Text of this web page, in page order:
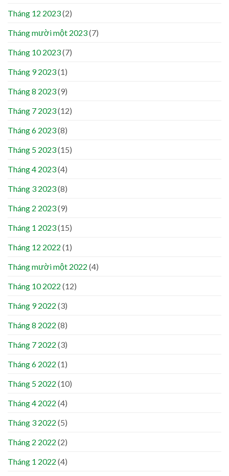
Tháng 12 2023(2)
Tháng mười một 2023(7)
Tháng 10 2023(7)
Tháng 9 2023(1)
Tháng 8 2023(9)
Tháng 7 2023(12)
Tháng 6 2023(8)
Tháng 5 2023(15)
Tháng 4 2023(4)
Tháng 3 2023(8)
Tháng 2 2023(9)
Tháng 1 2023(15)
Tháng 12 2022 (1)
Tháng mười một 2022 (4)
Tháng 10 2022 (12)
Tháng 9 2022 (3)
Tháng 8 2022 (8)
Tháng 7 2022 (3)
Tháng 6 2022 (1)
Tháng 5 2022 (10)
Tháng 4 2022 (4)
Tháng 3 2022 (5)
Tháng 2 2022 (2)
Tháng 1 2022 (4)